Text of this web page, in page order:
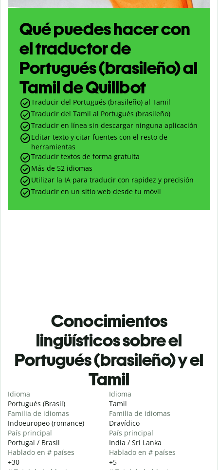
Qué puedes hacer con
el traductor de
Portugués (brasileño) al
Tamil de Quillbot
Traducir del Portugués (brasileño) al Tamil
Traducir del Tamil al Portugués (brasileño)
Traducir en línea sin descargar ninguna aplicación
Editar texto y citar fuentes con el resto de
herramientas
Traducir textos de forma gratuita
Más de 52 idiomas
Utilizar la IA para traducir con rapidez y precisión
Traducir en un sitio web desde tu móvil
Conocimientos
lingüísticos sobre el
Portugués (brasileño) y el
Tamil
Idioma
Portugués (Brasil)
Familia de idiomas
Indoeuropeo (romance)
País principal
Portugal / Brasil
Hablado en # países
+30
Idioma
Tamil
Familia de idiomas
Dravídico
País principal
India / Sri Lanka
Hablado en # países
+5